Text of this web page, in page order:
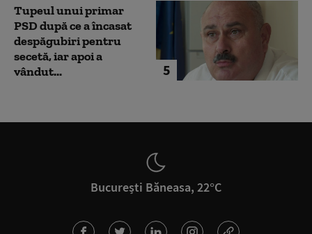
5
Tupeul unui primar
PSD după ce a încasat
despăgubiri pentru
secetă, iar apoi a
vândut...
București Băneasa, 22°C